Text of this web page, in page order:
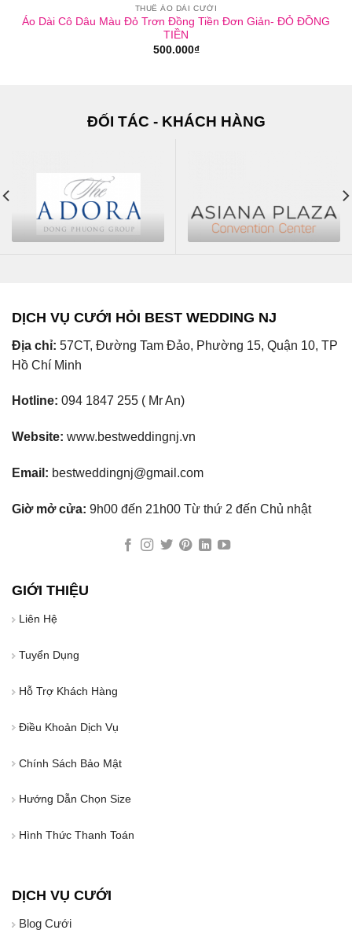
THUÊ ÁO DÀI CƯỚI
Áo Dài Cô Dâu Màu Đỏ Trơn Đồng Tiền Đơn Giản- ĐỎ ĐỒNG
TIỀN
500.000₫
ĐỐI TÁC - KHÁCH HÀNG
DỊCH VỤ CƯỚI HỎI BEST WEDDING NJ
Địa chỉ: 57CT, Đường Tam Đảo, Phường 15, Quận 10, TP
Hồ Chí Minh
Hotline: 094 1847 255 ( Mr An)
Website: www.bestweddingnj.vn
Email: bestweddingnj@gmail.com
Giờ mở cửa: 9h00 đến 21h00 Từ thứ 2 đến Chủ nhật
GIỚI THIỆU
Liên Hệ
Tuyển Dụng
Hỗ Trợ Khách Hàng
Điều Khoản Dịch Vụ
Chính Sách Bảo Mật
Hướng Dẫn Chọn Size
Hình Thức Thanh Toán
DỊCH VỤ CƯỚI
Blog Cưới